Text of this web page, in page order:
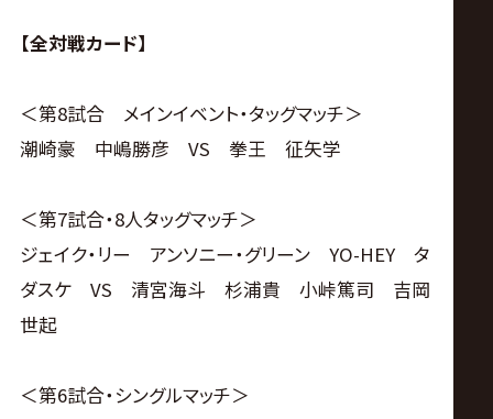
【全対戦カード】
＜第8試合 メインイベント・タッグマッチ＞
潮崎豪 中嶋勝彦 VS 拳王 征矢学
＜第7試合・8人タッグマッチ＞
ジェイク・リー アンソニー・グリーン YO-HEY タ
ダスケ VS 清宮海斗 杉浦貴 小峠篤司 吉岡
世起
＜第6試合・シングルマッチ＞